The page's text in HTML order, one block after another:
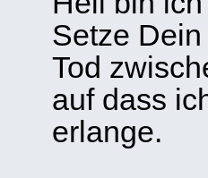
Setze
Tod
auf dass
erlange.